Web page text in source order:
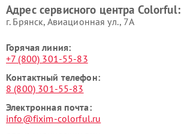
Адрес сервисного центра Colorful:
г. Брянск, Авиационная ул., 7А
Горячая линия:
+7 (800) 301-55-83
Контактный телефон:
8 (800) 301-55-83
Электронная почта:
info@fixim-colorful.ru